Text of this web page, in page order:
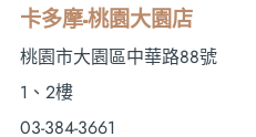
卡多摩-桃園大園店
桃園市大園區中華路88號
1、2樓
03-384-3661